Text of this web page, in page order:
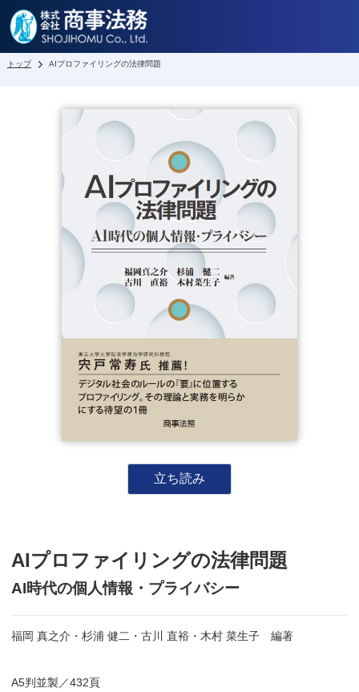
トップ AIプロファイリングの法律問題
立ち読み
AIプロファイリングの法律問題
AI時代の個人情報・プライバシー
福岡 真之介・杉浦 健二・古川 直裕・木村 菜生子 編著
A5判並製／432頁